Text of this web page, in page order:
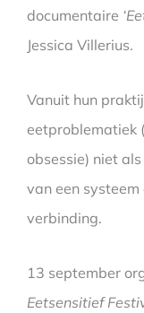
documentaire
Jessica Villerius.
Vanuit hun
eetproblematiek
obsessie) niet
van een
verbinding.
13 september
Eetsensitief